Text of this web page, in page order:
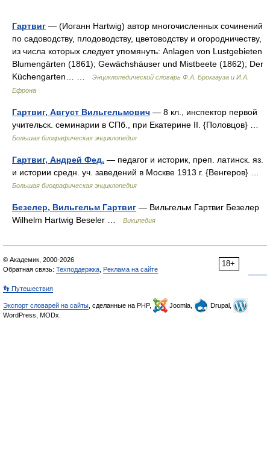
Гартвиг — (Иоганн Hartwig) автор многочисленных сочинений
по садоводству, плодоводству, цветоводству и огородничеству,
из числа которых следует упомянуть: Anlagen von Lustgebieten
Blumengärten (1861); Gewächshäuser und Mistbeete (1862); Der
Küchengarten… …
Энциклопедический словарь Ф.А. Брокгауза и И.А.
Ефрона
Гартвиг, Август Вильгельмович — 8 кл., инспектор первой
учительск. семинарии в СПб., при Екатерине II. {Половцов} …
Большая биографическая энциклопедия
Гартвиг, Андрей Фед. — педагог и историк, преп. латинск. яз.
и истории средн. уч. заведений в Москве 1913 г. {Венгеров} …
Большая биографическая энциклопедия
Безелер, Вильгельм Гартвиг — Вильгельм Гартвиг Безелер
Wilhelm Hartwig Beseler …
Википедия
18+
© Академик, 2000-2026
Обратная связь: Техподдержка Реклама на сайте
👣 Путешествия
Экспорт словарей на сайты , сделанные на PHP, Joomla,
Drupal,
WordPress, MODx.